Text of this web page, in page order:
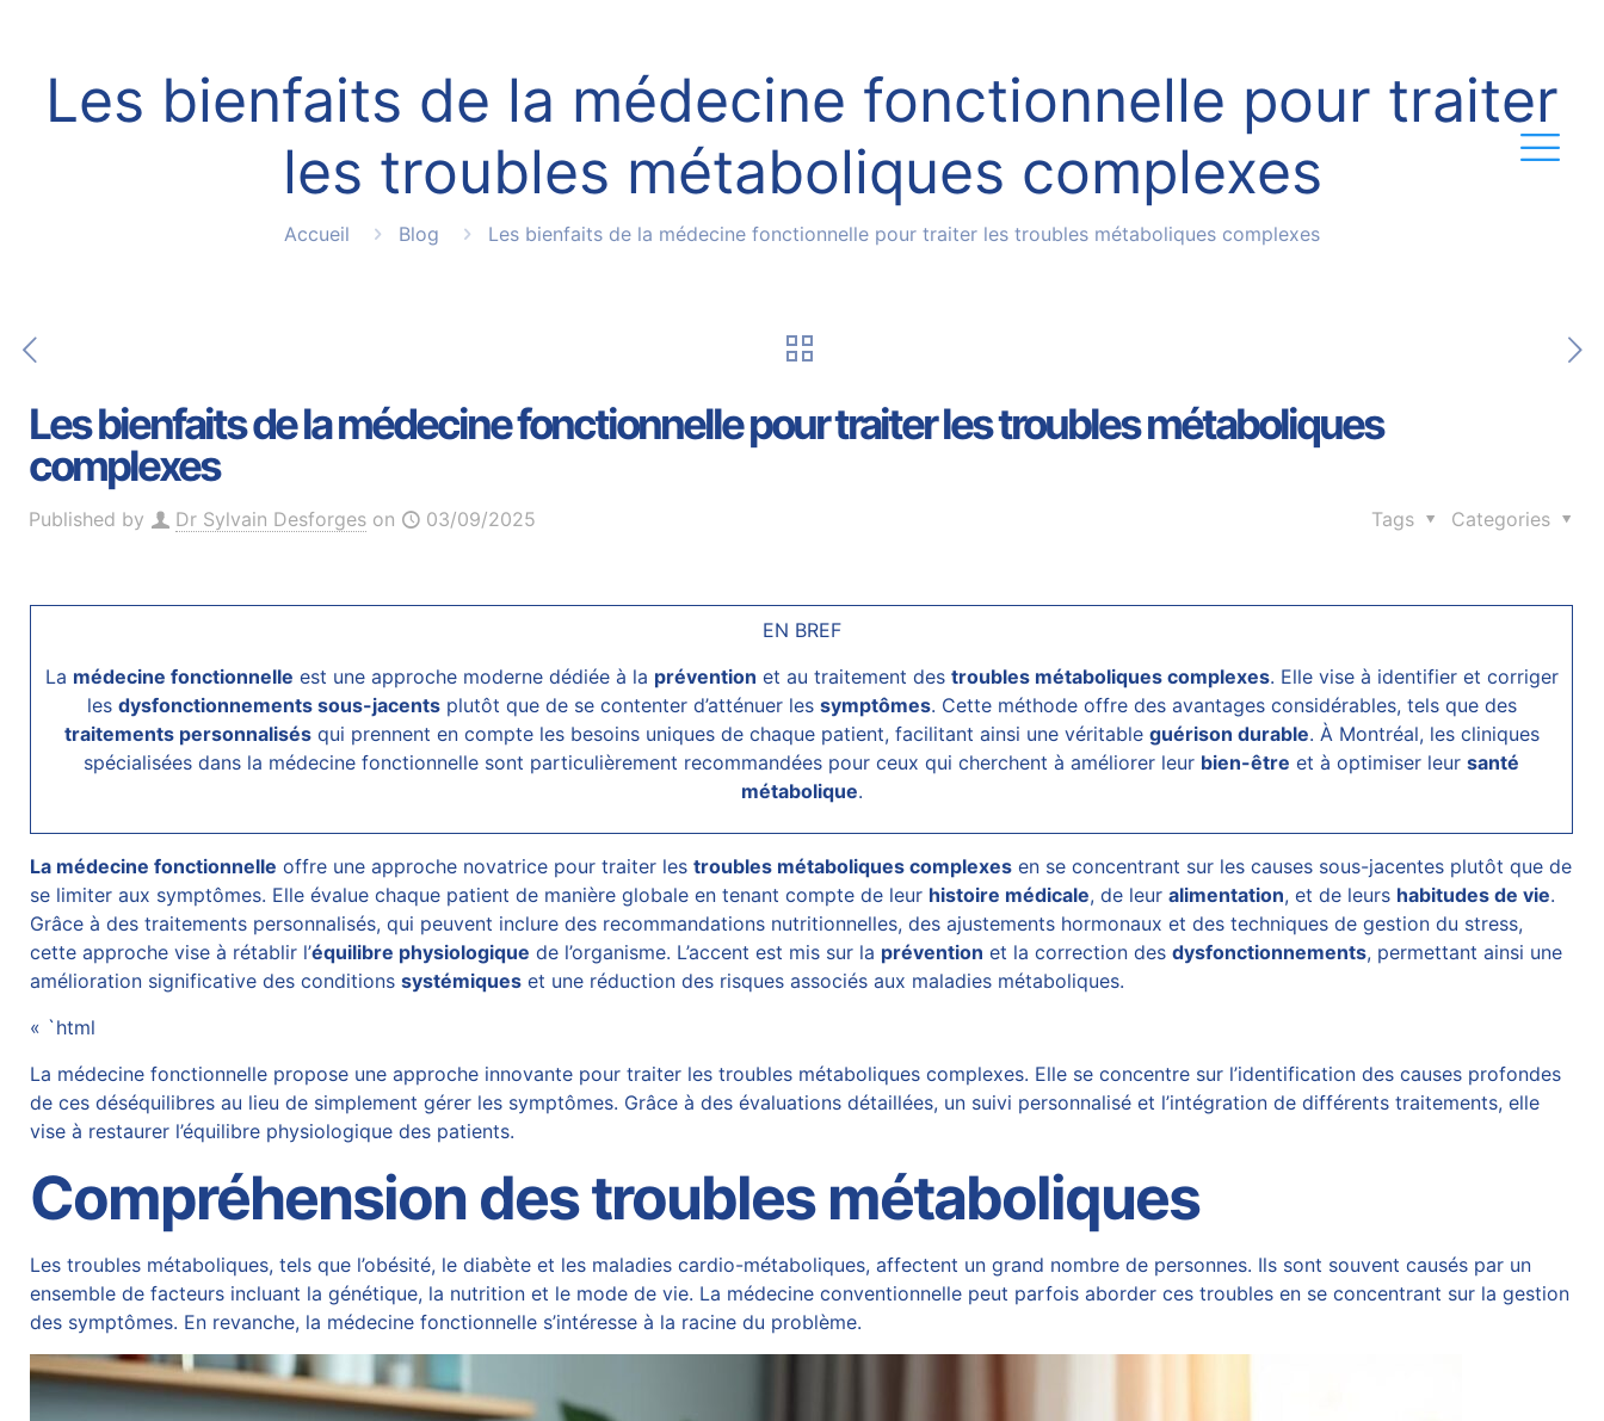
Les bienfaits de la médecine fonctionnelle pour traiter
les troubles métaboliques complexes
Accueil Blog Les bienfaits de la médecine fonctionnelle pour traiter les troubles métaboliques complexes
Les bienfaits de la médecine fonctionnelle pour traiter les troubles métaboliques
complexes
Published by Dr Sylvain Desforges on 03/09/2025 Categories
Tags
EN BREF
La médecine fonctionnelle est une approche moderne dédiée à la prévention et au traitement des troubles métaboliques complexes. Elle vise à identifier et corriger
les dysfonctionnements sous-jacentsplutôt que de se contenter d’atténuer les symptômes. Cette méthode offre des avantages considérables, tels que des
traitements personnalisésqui prennent en compte les besoins uniques de chaque patient, facilitant ainsi une véritable guérison durable. À Montréal, les cliniques
spécialisées dans la médecine fonctionnelle sont particulièrement recommandées pour ceux qui cherchent à améliorer leur bien-être et à optimiser leursanté
métabolique.
La médecine fonctionnelle offre une approche novatrice pour traiter lestroubles métaboliques complexes en se concentrant sur les causes sous-jacentes plutôt que de
se limiter aux symptômes. Elle évalue chaque patient de manière globale en tenant compte de leur histoire médicale, de leuralimentation, et de leurs habitudes de vie.
Grâce à des traitements personnalisés, qui peuvent inclure des recommandations nutritionnelles, des ajustements hormonaux et des techniques de gestion du stress,
cette approche vise à rétablir l’équilibre physiologique de l’organisme. L’accent est mis sur la prévention et la correction desdysfonctionnements, permettant ainsi une
amélioration significative des conditionssystémiques et une réduction des risques associés aux maladies métaboliques.
« `html
La médecine fonctionnelle propose une approche innovante pour traiter les troubles métaboliques complexes. Elle se concentre sur l’identification des causes profondes
de ces déséquilibres au lieu de simplement gérer les symptômes. Grâce à des évaluations détaillées, un suivi personnalisé et l’intégration de différents traitements, elle
vise à restaurer l’équilibre physiologique des patients.
Compréhension des troubles métaboliques
Les troubles métaboliques, tels que l’obésité, le diabète et les maladies cardio-métaboliques, affectent un grand nombre de personnes. Ils sont souvent causés par un
ensemble de facteurs incluant la génétique, la nutrition et le mode de vie. La médecine conventionnelle peut parfois aborder ces troubles en se concentrant sur la gestion
des symptômes. En revanche, la médecine fonctionnelle s’intéresse à la racine du problème.